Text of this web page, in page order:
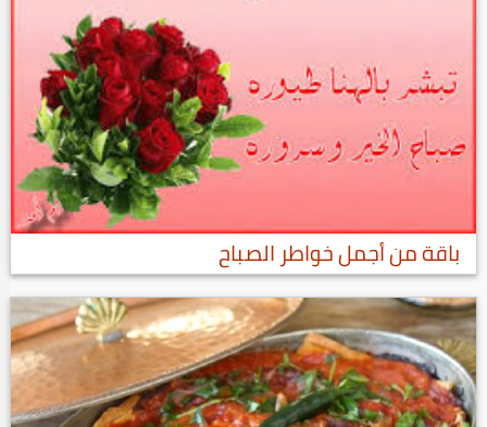
باقة من أجمل خواطر الصباح